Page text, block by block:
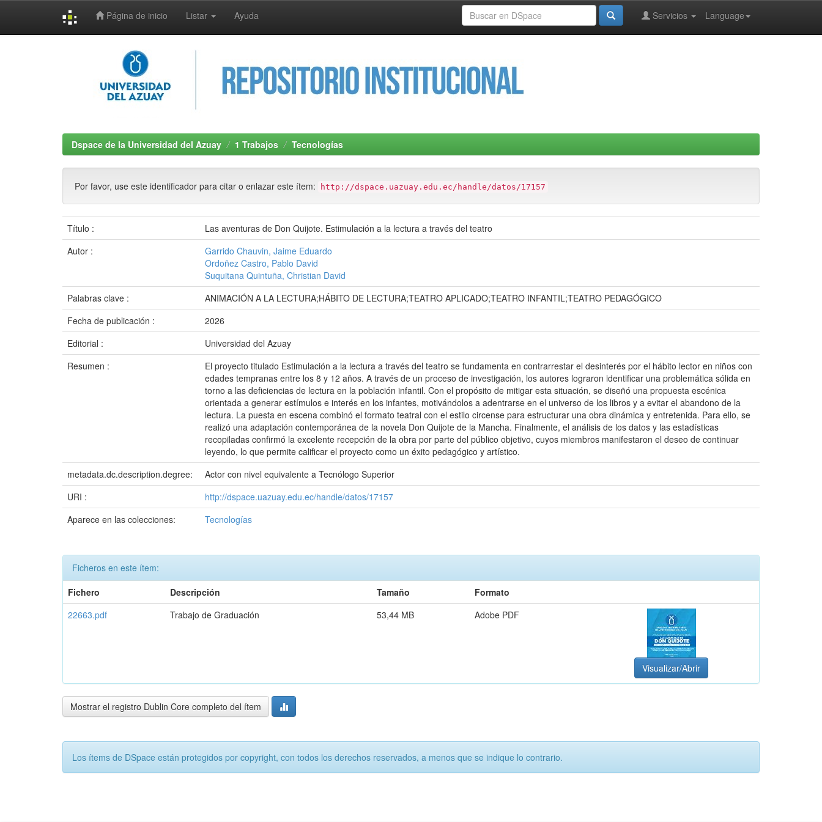
Página de inicio Listar Ayuda Language
Servicios
Dspace de la Universidad del Azuay 1 Trabajos Tecnologías
Por favor, use este identificador para citar o enlazar este ítem: http://dspace.uazuay.edu.ec/handle/datos/17157
Título :
Las aventuras de Don Quijote. Estimulación a la lectura a través del teatro
Autor :
Garrido Chauvin, Jaime Eduardo
Ordoñez Castro, Pablo David
Suquitana Quintuña, Christian David
Palabras clave :
ANIMACIÓN A LA LECTURA;HÁBITO DE LECTURA;TEATRO APLICADO;TEATRO INFANTIL;TEATRO PEDAGÓGICO
Fecha de publicación :
2026
Editorial :
Universidad del Azuay
Resumen :
El proyecto titulado Estimulación a la lectura a través del teatro se fundamenta en contrarrestar el desinterés por el hábito lector en niños con
edades tempranas entre los 8 y 12 años. A través de un proceso de investigación, los autores lograron identificar una problemática sólida en
torno a las deficiencias de lectura en la población infantil. Con el propósito de mitigar esta situación, se diseñó una propuesta escénica
orientada a generar estímulos e interés en los infantes, motivándolos a adentrarse en el universo de los libros y a evitar el abandono de la
lectura. La puesta en escena combinó el formato teatral con el estilo circense para estructurar una obra dinámica y entretenida. Para ello, se
realizó una adaptación contemporánea de la novela Don Quijote de la Mancha. Finalmente, el análisis de los datos y las estadísticas
recopiladas confirmó la excelente recepción de la obra por parte del público objetivo, cuyos miembros manifestaron el deseo de continuar
leyendo, lo que permite calificar el proyecto como un éxito pedagógico y artístico.
metadata.dc.description.degree:
Actor con nivel equivalente a Tecnólogo Superior
URI :
http://dspace.uazuay.edu.ec/handle/datos/17157
Aparece en las colecciones:
Tecnologías
Ficheros en este ítem:
Fichero
Descripción Tamaño
Formato
22663.pdf
Trabajo de Graduación 53,44 MB Adobe PDF
Visualizar/Abrir
Mostrar el registro Dublin Core completo del ítem
Los ítems de DSpace están protegidos por copyright, con todos los derechos reservados, a menos que se indique lo contrario.